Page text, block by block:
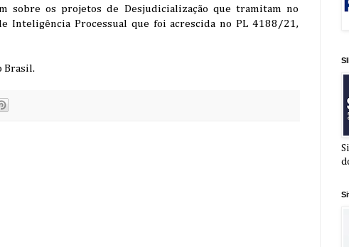
sobre os projetos de Desjudicialização que tramitam no
Inteligência Processual que foi acrescida no PL 4188/21,
Brasil.